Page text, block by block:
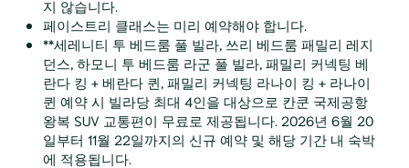
지 않습니다.
페이스트리 클래스는 미리 예약해야 합니다.
**세레니티 투 베드룸 풀 빌라, 쓰리 베드룸 패밀리 레지
던스, 하모니 투 베드룸 라군 풀 빌라, 패밀리 커넥팅 베
란다 킹 + 베란다 퀸, 패밀리 커넥팅 라나이 킹 + 라나이
퀸 예약 시 빌라당 최대 4인을 대상으로 칸쿤 국제공항
왕복 SUV 교통편이 무료로 제공됩니다. 2026년 6월 20
일부터 11월 22일까지의 신규 예약 및 해당 기간 내 숙박
에 적용됩니다.